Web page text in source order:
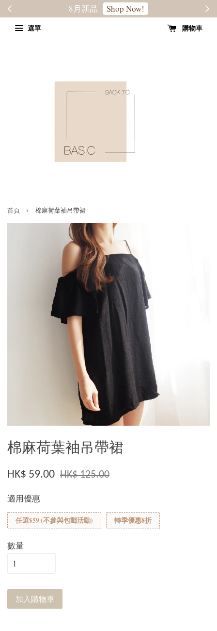
轉季優惠8折 SALE
選單 購物車
首頁 › 棉麻荷葉袖吊帶裙
棉麻荷葉袖吊帶裙
HK$ 59.00 HK$ 125.00
適用優惠
任選$59 (不參與包郵活動) 轉季優惠8折
數量
加入購物車